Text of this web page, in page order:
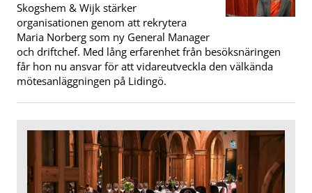
Skogshem & Wijk stärker
organisationen genom att rekrytera
Maria Norberg som ny General Manager
och driftchef. Med lång erfarenhet från besöksnäringen
får hon nu ansvar för att vidareutveckla den välkända
mötesanläggningen på Lidingö.